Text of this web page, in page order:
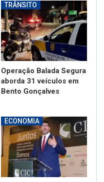
TRÂNSITO
Operação Balada Segura
aborda 31 veículos em
Bento Gonçalves
ECONOMIA